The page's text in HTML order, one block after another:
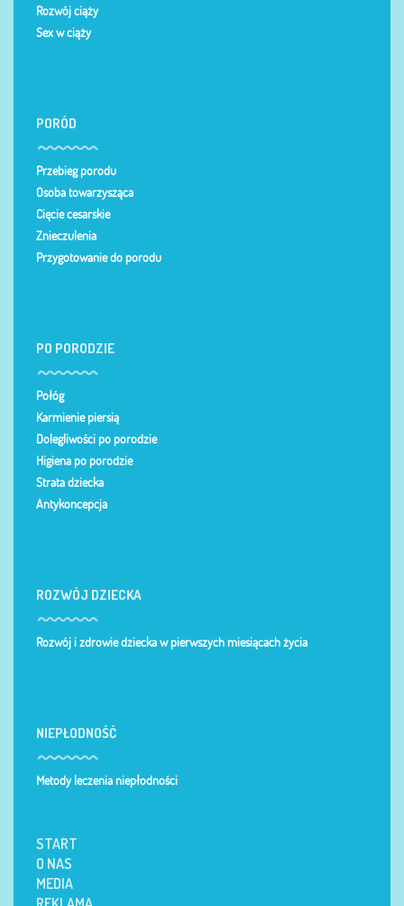
Rozwój ciąży
Sex w ciąży
PORÓD
Przebieg porodu
Osoba towarzysząca
Cięcie cesarskie
Znieczulenia
Przygotowanie do porodu
PO PORODZIE
Połóg
Karmienie piersią
Dolegliwości po porodzie
Higiena po porodzie
Strata dziecka
Antykoncepcja
ROZWÓJ DZIECKA
Rozwój i zdrowie dziecka w pierwszych miesiącach życia
NIEPŁODNOŚĆ
Metody leczenia niepłodności
START
O NAS
MEDIA